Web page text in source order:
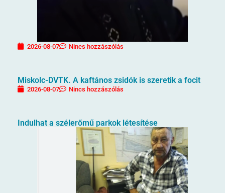
2026-08-07 Nincs hozzászólás
Miskolc-DVTK. A kaftános zsidók is szeretik a focit
2026-08-07 Nincs hozzászólás
Indulhat a szélerőmű parkok létesítése